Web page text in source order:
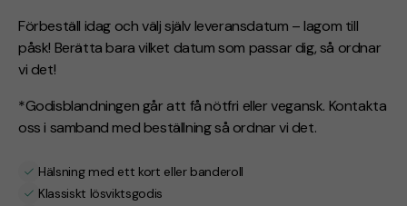
Förbeställ idag och välj själv leveransdatum – lagom till
påsk! Berätta bara vilket datum som passar dig, så ordnar
vi det!
*Godisblandningen går att få nötfri eller vegansk. Kontakta
oss i samband med beställning så ordnar vi det.
Hälsning med ett kort eller banderoll
Klassiskt lösviktsgodis